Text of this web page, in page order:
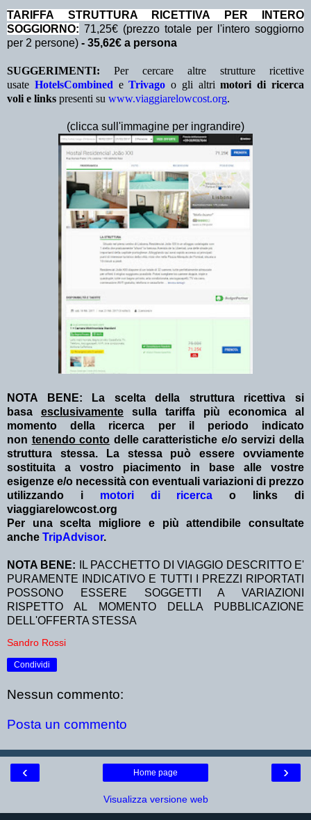
TA RIFFA STRUTTURA RICETTIVA PER INTERO
SOGGIORNO: 71,25€ (prezzo totale per l'intero soggiorno
per 2 persone) - 35,62€ a persona
SUGGERIMENTI: Per cercare altre strutture ricettive
usate HotelsCombined eTrivago o gli altrimotori di ricerca
voli e links presenti su www.viaggiarelowcost.org.
(clicca sull'immagine per ingrandire)
NOTA BENE: La scelta della struttura ricettiva si
basa esclusivamente sulla tariffa più economica al
momento della ricerca per il periodo indicato
non tenendo conto delle caratteristiche e/o servizi della
struttura stessa. La stessa può essere ovviamente
sostituita a vostro piacimento in base alle vostre
esigenze e/o necessità con eventuali variazioni di prezzo
utilizzando i motori di ricerca o links di
viaggiarelowcost.org
Per una scelta migliore e più attendibile consultate
anche TripAdvisor.
NOTA BENE:
IL PACCHETTO DI VIAGGIO DESCRITTO E'
PURAMENTE INDICATIVO E TUTTI I PREZZI RIPORTATI
POSSONO ESSERE SOGGETTI A VARIAZIONI
RISPETTO AL MOMENTO DELLA PUBBLICAZIONE
DELL'OFFERTA STESSA
Sandro Rossi
Condividi
Nessun commento:
Posta un commento
‹ ›
Home page
Visualizza versione web